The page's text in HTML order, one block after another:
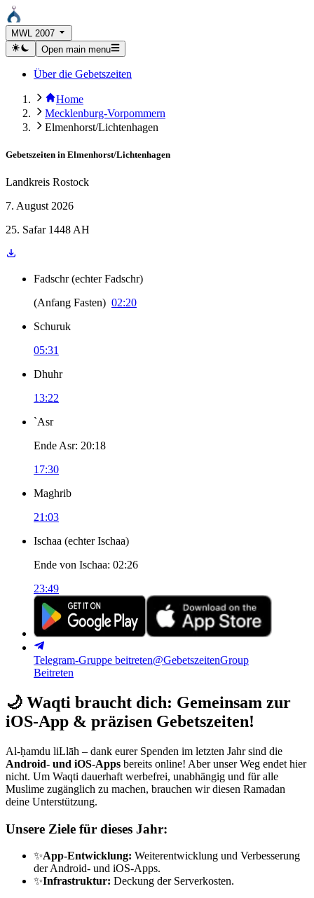
MWL 2007
Open main menu
Über die Gebetszeiten
Home
Mecklenburg-Vorpommern
Elmenhorst/Lichtenhagen
Gebetszeiten in Elmenhorst/Lichtenhagen
Landkreis Rostock
7. August 2026
25. Safar 1448 AH
Fadschr (echter Fadschr)
(Anfang Fasten) 02:20
Schuruk
05:31
Dhuhr
13:22
`Asr
Ende Asr: 20:18
17:30
Maghrib
21:03
Ischaa (echter Ischaa)
Ende von Ischaa: 02:26
23:49
Telegram-Gruppe beitreten@GebetszeitenGroup
Beitreten
🌙 Waqti braucht dich: Gemeinsam zur
iOS-App & präzisen Gebetszeiten!
Al-ḥamdu liLlāh – dank eurer Spenden im letzten Jahr sind die
Android- und iOS-Apps bereits online! Aber unser Weg endet hier
nicht. Um Waqti dauerhaft werbefrei, unabhängig und für alle
Muslime zugänglich zu machen, brauchen wir diesen Ramadan
deine Unterstützung.
Unsere Ziele für dieses Jahr:
✨App-Entwicklung: Weiterentwicklung und Verbesserung
der Android- und iOS-Apps.
✨Infrastruktur: Deckung der Serverkosten.